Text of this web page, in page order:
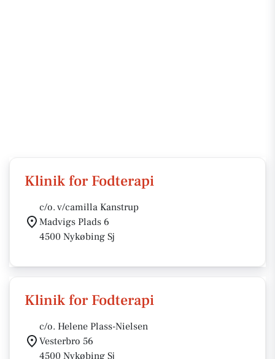
Klinik for Fodterapi
c/o. v/camilla Kanstrup
Madvigs Plads 6
4500 Nykøbing Sj
Klinik for Fodterapi
c/o. Helene Plass-Nielsen
Vesterbro 56
4500 Nykøbing Sj